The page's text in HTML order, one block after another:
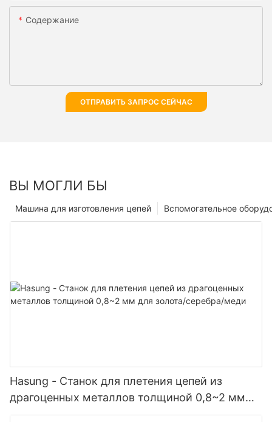
Содержание
ОТПРАВИТЬ ЗАПРОС СЕЙЧАС
ВЫ МОГЛИ БЫ
Вспомогательное
Машина для изготовления цепей
Hasung - Станок для плетения цепей из
драгоценных металлов толщиной 0,8~2 мм
для золота/серебра/меди